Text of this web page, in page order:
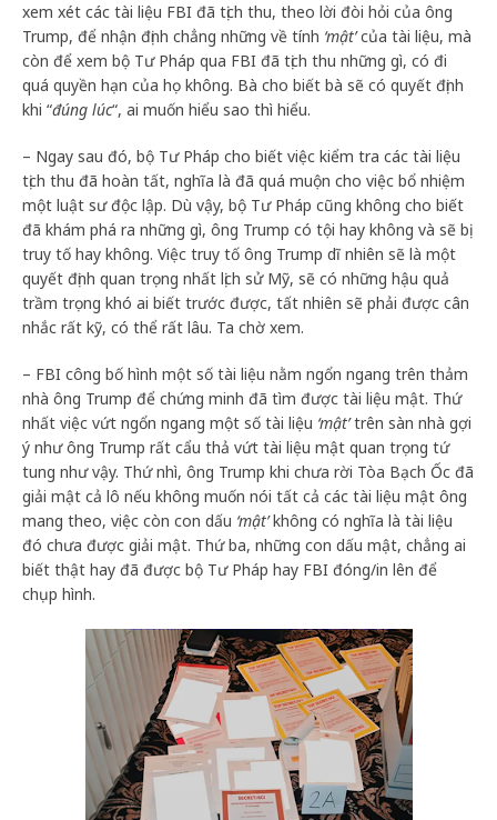
xem xét các tài liệu FBI đã tịch thu, theo lời đòi hỏi của ông
Trump, để nhận định chẳng những về tính ‘mật’của tài liệu, mà
còn để xem bộ Tư Pháp qua FBI đã tịch thu những gì, có đi
quá quyền hạn của họ không. Bà cho biết bà sẽ có quyết định
khi “đúng lúc“, ai muốn hiểu sao thì hiểu.
– Ngay sau đó, bộ Tư Pháp cho biết việc kiểm tra các tài liệu
tịch thu đã hoàn tất, nghĩa là đã quá muộn cho việc bổ nhiệm
một luật sư độc lập. Dù vậy, bộ Tư Pháp cũng không cho biết
đã khám phá ra những gì, ông Trump có tội hay không và sẽ bị
truy tố hay không. Việc truy tố ông Trump dĩ nhiên sẽ là một
quyết định quan trọng nhất lịch sử Mỹ, sẽ có những hậu quả
trầm trọng khó ai biết trước được, tất nhiên sẽ phải được cân
nhắc rất kỹ, có thể rất lâu. Ta chờ xem.
– FBI công bố hình một số tài liệu nằm ngổn ngang trên thảm
nhà ông Trump để chứng minh đã tìm được tài liệu mật. Thứ
nhất việc vứt ngổn ngang một số tài liệu ‘mật’trên sàn nhà gợi
ý như ông Trump rất cẩu thả vứt tài liệu mật quan trọng tứ
tung như vậy. Thứ nhì, ông Trump khi chưa rời Tòa Bạch Ốc đã
giải mật cả lô nếu không muốn nói tất cả các tài liệu mật ông
mang theo, việc còn con dấu ‘mật’không có nghĩa là tài liệu
đó chưa được giải mật. Thứ ba, những con dấu mật, chẳng ai
biết thật hay đã được bộ Tư Pháp hay FBI đóng/in lên để
chụp hình.